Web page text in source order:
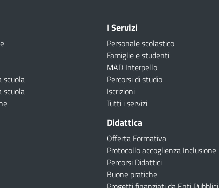
scuola
scuola
I Servizi
Personale scolastico
Famiglie e studenti
MAD Interpello
Percorsi di studio
Iscrizioni
Tutti i servizi
Didattica
Offerta Formativa
Protocollo accoglienza Inclusione
Percorsi Didattici
Buone pratiche